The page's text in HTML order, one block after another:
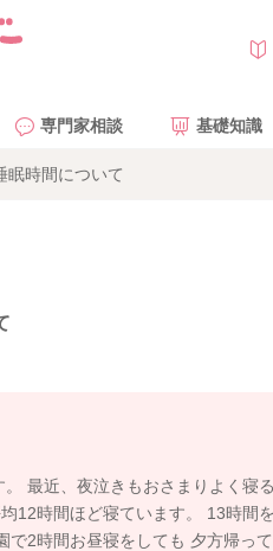
専門家相談 基礎知識
眠時間について
最近、夜泣きもおさまりよく寝
12時間ほど寝ています。 13時間
で2時間お昼寝をしても 夕方帰っ